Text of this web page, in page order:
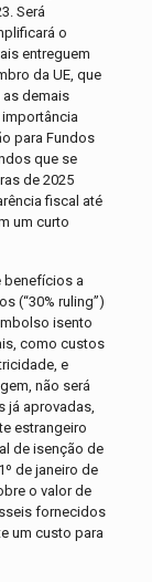
Será
o
entreguem
da UE, que
demais
para Fundos
que se
de 2025
fiscal até
um curto
benefícios a
(“30% ruling”)
isento
como custos
e
não será
já aprovadas,
estrangeiro
de isenção de
de janeiro de
o valor de
fornecidos
um custo para